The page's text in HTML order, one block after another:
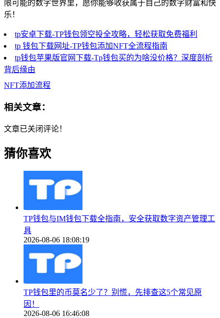
限可能的数字世界里，愿你能够收获属于自己的数字财富和快
乐！
tp安卓下载-TP钱包领空投全攻略，轻松获取免费福利
tp 钱包下载网址-TP钱包添加NFT全流程指南
tp钱包苹果版官网下载-Tp钱包买的为啥没价格？深度剖析
背后缘由
NFT添加流程
相关文章：
文章已关闭评论！
猜你喜欢
TP钱包与IM钱包下载全指南，安全获取数字资产管理工
具
2026-08-06 18:08:19
TP钱包里的币莫名少了？别慌，先排查这5个常见原
因！
2026-08-06 16:46:08